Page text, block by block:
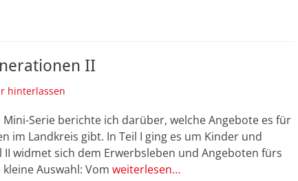
II
hinterlassen
Serie berichte ich darüber, welche Angebote es für
im Landkreis gibt. In Teil I ging es um Kinder und
II widmet sich dem Erwerbsleben und Angeboten fürs
Auswahl: Vom weiterlesen…